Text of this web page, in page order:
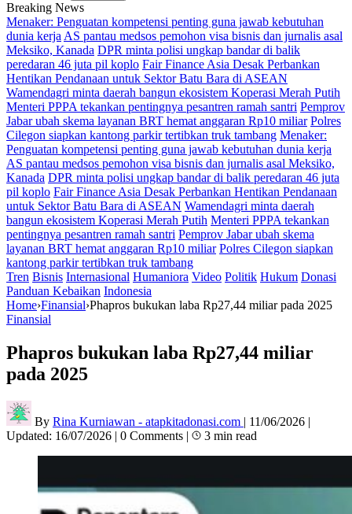
Breaking News
Menaker: Penguatan kompetensi penting guna jawab kebutuhan
dunia kerja AS pantau medsos pemohon visa bisnis dan jurnalis asal
Meksiko, Kanada DPR minta polisi ungkap bandar di balik
peredaran 46 juta pil koplo Fair Finance Asia Desak Perbankan
Hentikan Pendanaan untuk Sektor Batu Bara di ASEAN
Wamendagri minta daerah bangun ekosistem Koperasi Merah Putih
Menteri PPPA tekankan pentingnya pesantren ramah santri Pemprov
Jabar ubah skema layanan BRT hemat anggaran Rp10 miliar Polres
Cilegon siapkan kantong parkir tertibkan truk tambang Menaker:
Penguatan kompetensi penting guna jawab kebutuhan dunia kerja
AS pantau medsos pemohon visa bisnis dan jurnalis asal Meksiko,
Kanada DPR minta polisi ungkap bandar di balik peredaran 46 juta
pil koplo Fair Finance Asia Desak Perbankan Hentikan Pendanaan
untuk Sektor Batu Bara di ASEAN Wamendagri minta daerah
bangun ekosistem Koperasi Merah Putih Menteri PPPA tekankan
pentingnya pesantren ramah santri Pemprov Jabar ubah skema
layanan BRT hemat anggaran Rp10 miliar Polres Cilegon siapkan
kantong parkir tertibkan truk tambang
Tren Bisnis Internasional Humaniora Video Politik Hukum Donasi
Panduan Kebaikan Indonesia
Home›Finansial›Phapros bukukan laba Rp27,44 miliar pada 2025
Finansial
Phapros bukukan laba Rp27,44 miliar
pada 2025
By Rina Kurniawan - atapkitadonasi.com | 11/06/2026 |
Updated: 16/07/2026 | 0 Comments | 3 min read